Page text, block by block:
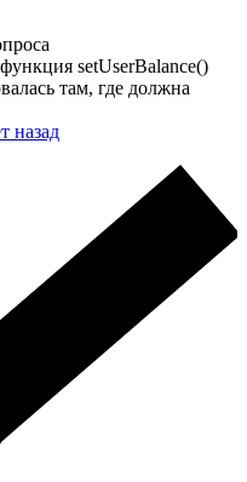
setUserBalance()
там, где должна
назад